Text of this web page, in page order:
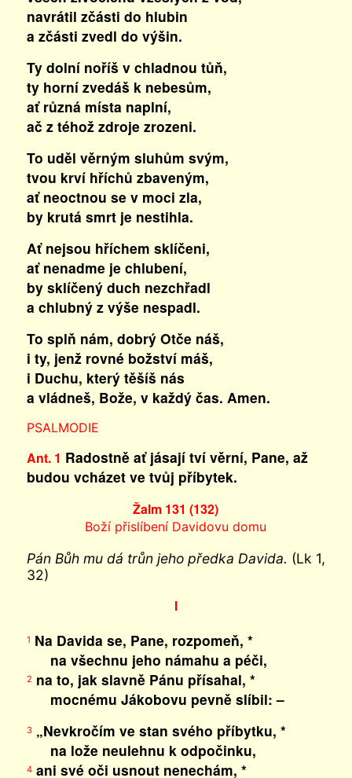
navrátil zčásti do hlubin
a zčásti zvedl do výšin.
Ty dolní noříš v chladnou tůň,
ty horní zvedáš k nebesům,
ať různá místa naplní,
ač z téhož zdroje zrozeni.
To uděl věrným sluhům svým,
tvou krví hříchů zbaveným,
ať neoctnou se v moci zla,
by krutá smrt je nestihla.
Ať nejsou hříchem sklíčeni,
ať nenadme je chlubení,
by sklíčený duch nezchřadl
a chlubný z výše nespadl.
To splň nám, dobrý Otče náš,
i ty, jenž rovné božství máš,
i Duchu, který těšíš nás
a vládneš, Bože, v každý čas. Amen.
PSALMODIE
Ant. 1 Radostně ať jásají tví věrní, Pane, až
budou vcházet ve tvůj příbytek.
Žalm 131 (132)
Boží přislíbení Davidovu domu
Pán Bůh mu dá trůn jeho předka Davida. (Lk 1,
32)
I
1 Na Davida se, Pane, rozpomeň, *
na všechnu jeho námahu a péči,
2 na to, jak slavně Pánu přísahal, *
mocnému Jákobovu pevně slíbil: –
3„Nevkročím ve stan svého příbytku, *
na lože neulehnu k odpočinku,
4ani své oči usnout nenechám, *